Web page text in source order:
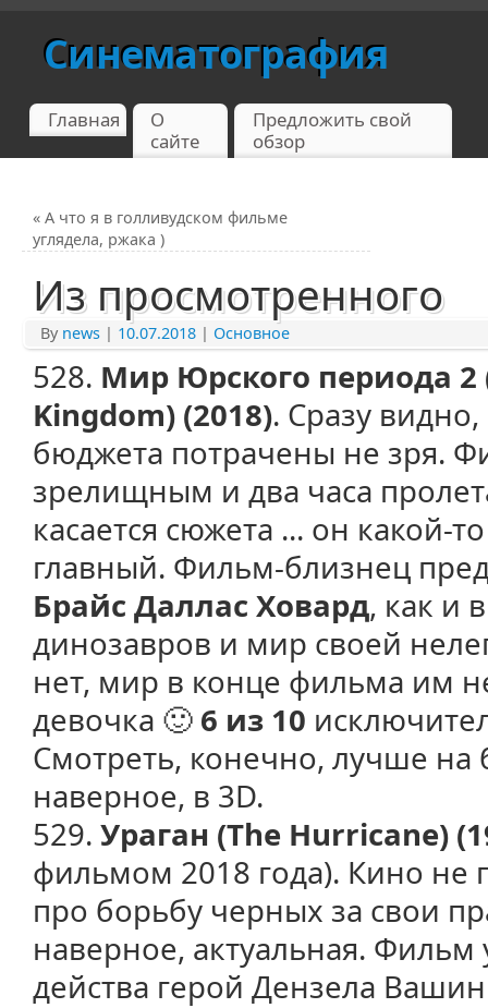
Синематография
Главная
О
сайте
Предложить свой
обзор
« А что я в голливудском фильме
углядела, ржака )
Из просмотренного
By news | 10.07.2018 | Основное
528. Мир Юрского периода 2
Kingdom) (2018). Сразу
бюджета потрачены не зря.
зрелищным и два часа
касается сюжета ... он какой-
главный. Фильм-близнец
Брайс Даллас Ховард, как и
динозавров и мир своей
нет, мир в конце фильма им
девочка 🙂 6 из 10
Смотреть, конечно, лучше
наверное, в 3D.
529. Ураган (The Hurricane)
фильмом 2018 года). Кино не
про борьбу черных за свои
наверное, актуальная. Фильм
действа герой Дензела